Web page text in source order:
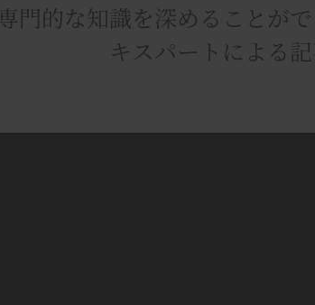
専門的な知識を深めることが
キスパートによる